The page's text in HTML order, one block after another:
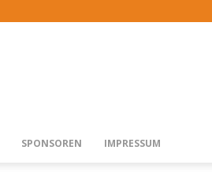
SPONSOREN IMPRESSUM